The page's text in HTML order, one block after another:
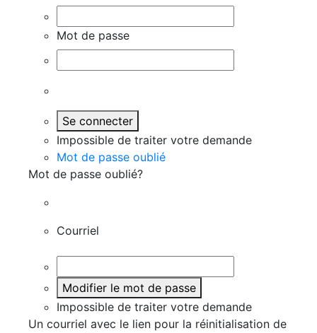
Mot de passe
Se connecter
Impossible de traiter votre demande
Mot de passe oublié
Mot de passe oublié?
Courriel
Modifier le mot de passe
Impossible de traiter votre demande
Un courriel avec le lien pour la réinitialisation de